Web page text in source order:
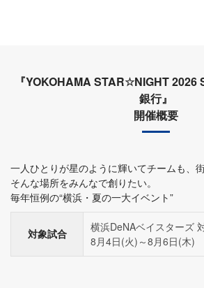
『YOKOHAMA STAR☆NIGHT
銀行』
開催概要
一人ひとりが星のように輝いてチームも、
そんな場所をみんなで創りたい。
毎年恒例の“横浜・夏の一大イベント”
対象試合
横浜DeNAベイスターズ
8月4日(火)～8月6日(木)